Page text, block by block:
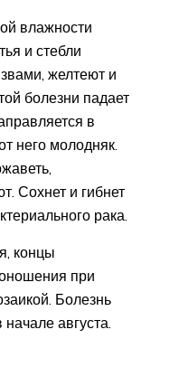
влажности
и стебли
желтеют и
болезни падает
в
него молодняк.
Сохнет и гибнет
рака.
концы
при
Болезнь
августа.